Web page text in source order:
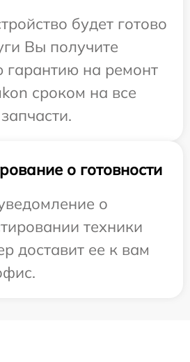
будет готово
Вы получите
на ремонт
сроком на все
о готовности
о
техники
доставит ее к вам